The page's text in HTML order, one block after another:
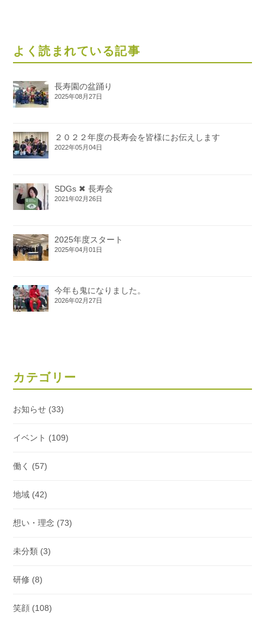
よく読まれている記事
長寿園の盆踊り
2025年08月27日
２０２２年度の長寿会を皆様にお伝えします
2022年05月04日
SDGs ✖ 長寿会
2021年02月26日
2025年度スタート
2025年04月01日
今年も鬼になりました。
2026年02月27日
カテゴリー
お知らせ (33)
イベント (109)
働く (57)
地域 (42)
想い・理念 (73)
未分類 (3)
研修 (8)
笑顔 (108)